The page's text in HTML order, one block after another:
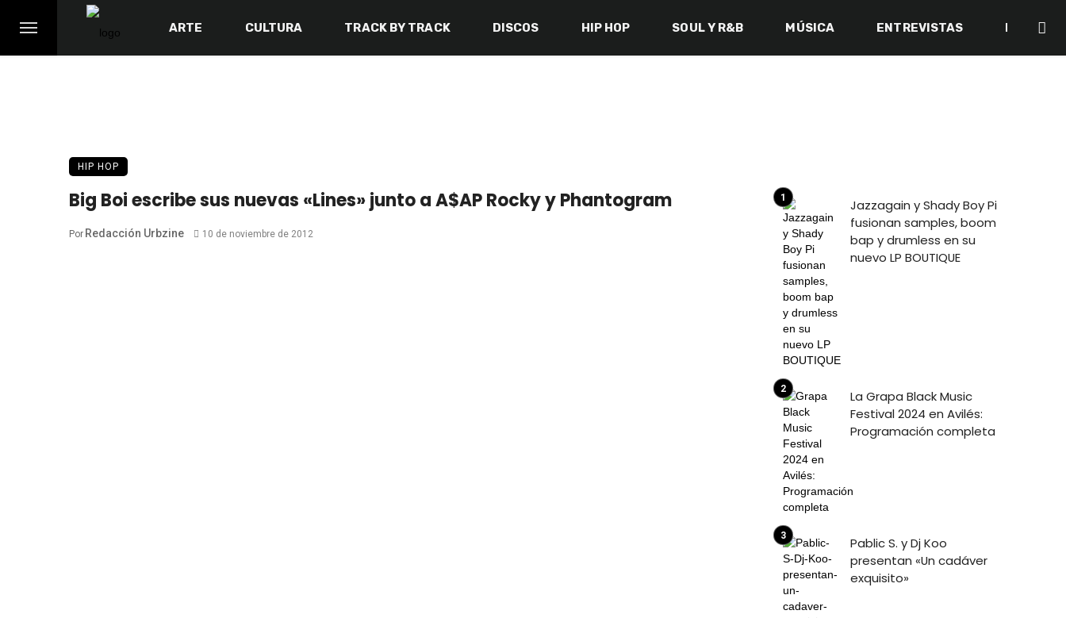
ARTE CULTURA TRACK BY TRACK DISCOS HIP HOP SOUL Y R&B MÚSICA ENTREVISTAS BACK IN
HIP HOP
Big Boi escribe sus nuevas «Lines» junto a A$AP Rocky y Phantogram
Por Redacción Urbzine 10 de noviembre de 2012
Jazzagain y Shady Boy Pi
fusionan samples, boom
bap y drumless en su
nuevo LP BOUTIQUE
La Grapa Black Music
Festival 2024 en Avilés:
Programación completa
Pablic S. y Dj Koo
presentan «Un cadáver
exquisito»